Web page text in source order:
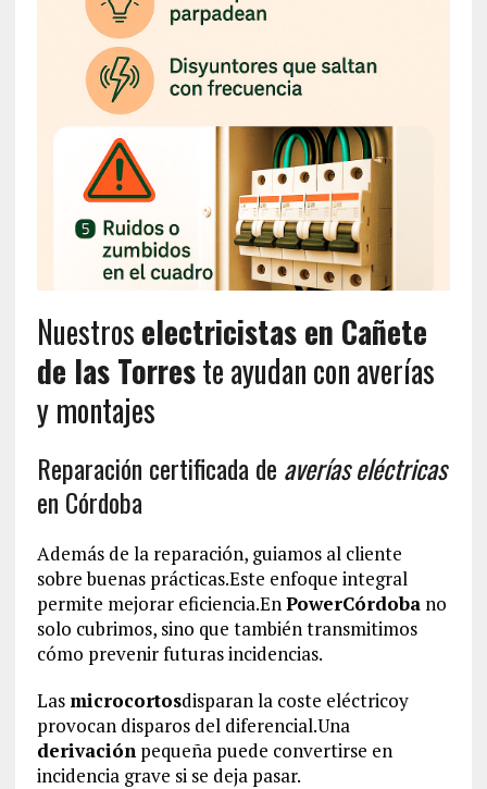
Nuestroselectricistas en Cañete
de las Torreste ayudan con averías
y montajes
Reparación certificada de averías eléctricas
en Córdoba
Además de la reparación, guiamos al cliente
sobre buenas prácticas.Este enfoque integral
permite mejorar eficiencia.En PowerCórdobano
solo cubrimos, sino que también transmitimos
cómo prevenir futuras incidencias.
Las microcortosdisparan la coste eléctricoy
provocan disparos del diferencial.Una
derivación pequeña puede convertirse en
incidencia grave si se deja pasar.